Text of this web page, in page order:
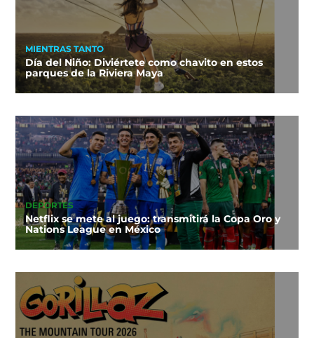
MIENTRAS TANTO
Día del Niño: Diviértete como chavito en estos
parques de la Riviera Maya
DEPORTES
Netflix se mete al juego: transmitirá la Copa Oro y
Nations League en México